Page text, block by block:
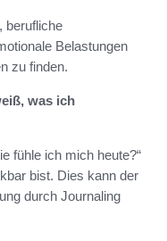
berufliche
Belastungen
zu finden.
was ich
fühle ich mich heute?“
bist. Dies kann der
durch Journaling